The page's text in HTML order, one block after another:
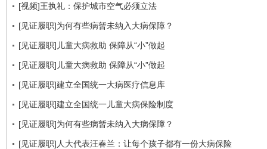
[视频]王执礼：保护城市空气必须立法
[见证履职]为何有些病暂未纳入大病保障？
[见证履职]儿童大病救助 保障从“小”做起
[见证履职]儿童大病救助 保障从“小”做起
[见证履职]建立全国统一大病医疗信息库
[见证履职]建立全国统一儿童大病保险制度
[见证履职]为何有些病暂未纳入大病保障？
[见证履职]人大代表汪春兰：让每个孩子都有一份大病保险